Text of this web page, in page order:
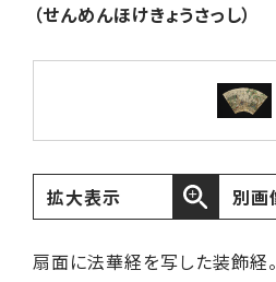
（せんめんほけきょうさっし）
拡大表示 別画
扇面に法華経を写した装飾経